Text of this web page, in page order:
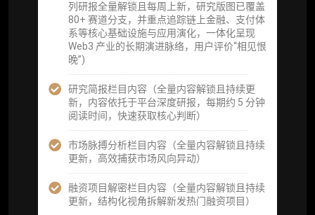
列研报全量解锁且每周上新，研究版图已覆盖
80+ 赛道分支，并重点追踪链上金融、支付体
系等核心基础设施与应用演化，一体化呈现
Web3 产业的长期演进脉络，用户评价“相见恨
晚”)
研究简报栏目内容（全量内容解锁且持续更
新，内容依托于平台深度研报，每期约 5 分钟
阅读时间，快速获取核心判断）
市场脉搏分析栏目内容（全量内容解锁且持续
更新，高效捕获市场风向异动）
融资项目解密栏目内容（全量内容解锁且持续
更新，结构化视角拆解新发热门融资项目）
机构增强研究包（在每期研报基础上，进一步
提供一页纸格局图、机构视角附录、结构化数
据集与定向持续追踪数据库，将研报内容沉淀
为可复用、可复核、可持续追踪的机构级研究
资产）
定制化研究服务（1次，课题/选题经审核通过
后，由业内享有盛誉的研究团队为你开展专项
研究，并交付一份完整研究报告）
重点研究方向前瞻栏目（获取重点赛道、项目
及研究方向预告，提前了解核心观察变量与后
续研究计划）